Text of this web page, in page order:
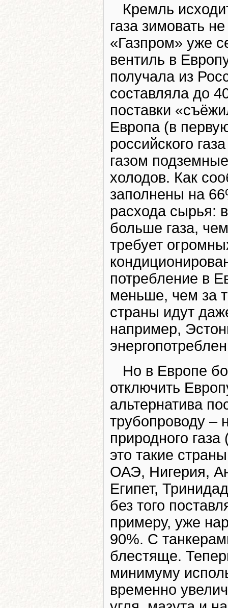
Кремль
газа зимовать
«Газпром» уже
вентиль в
получала из
составляла до
поставки
Европа (в
российского
газом
холодов. Как
заполнены на
расхода сырья:
больше газа,
требует
потребление в
меньше, чем за
страны идут
например,
Но в Европе
отключить
альтернатива
трубопроводу –
природного
это такие
ОАЭ, Нигерия,
Египет,
без того
примеру, уже
90%. С
блестяще.
минимуму
временно